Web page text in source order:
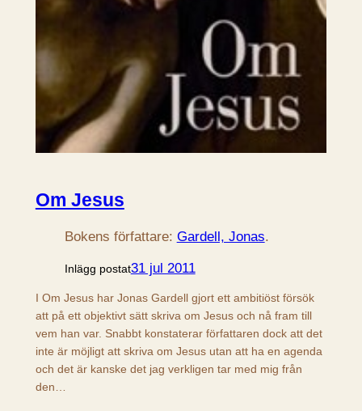
Om Jesus
Bokens författare: Gardell, Jonas.
Inlägg postat31 jul 2011
I Om Jesus har Jonas Gardell gjort ett ambitiöst försök
att på ett objektivt sätt skriva om Jesus och nå fram till
vem han var. Snabbt konstaterar författaren dock att det
inte är möjligt att skriva om Jesus utan att ha en agenda
och det är kanske det jag verkligen tar med mig från
den…